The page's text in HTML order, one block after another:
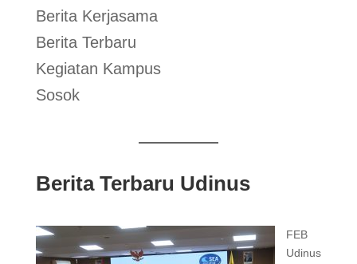
Berita Kerjasama
Berita Terbaru
Kegiatan Kampus
Sosok
Berita Terbaru Udinus
FEB
Udinus